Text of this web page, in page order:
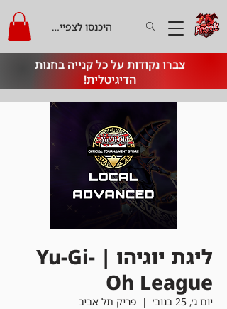
צברו נקודות על כל קנייה בחנות
הדיגיטלית!
היכנסו לצפייה בקרדיט
ליגת יוגיהו | Yu-Gi-
Oh League
יום ג׳, 25 בנוב׳
  |
פריק תל אביב